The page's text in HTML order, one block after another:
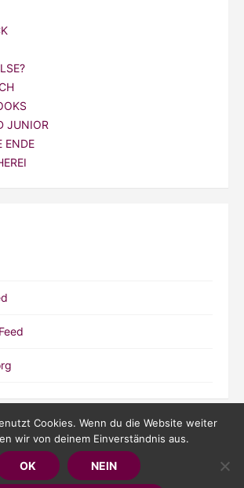
JUNIOR
ENDE
© 2026 Kathrineverdeen
Cookies. Wenn du die Website weiter
wir von deinem Einverständnis aus.
OK NEIN